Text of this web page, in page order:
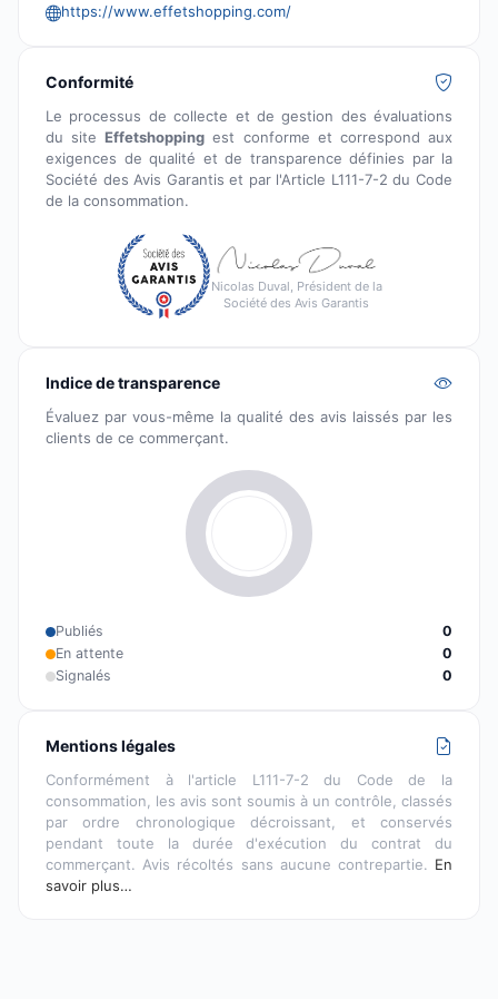
https://www.effetshopping.com/
Conformité
Le processus de collecte et de gestion des évaluations
du siteEffetshopping est conforme et correspond aux
exigences de qualité et de transparence définies par la
Société des Avis Garantis et par l'Article L111-7-2 du Code
de la consommation.
Nicolas Duval, Président de la
Société des Avis Garantis
Indice de transparence
Évaluez par vous-même la qualité des avis laissés par les
clients de ce commerçant.
Publiés
0
En attente
0
Signalés
0
Mentions légales
Conformément à l'article L111-7-2 du Code de la
consommation, les avis sont soumis à un contrôle, classés
par ordre chronologique décroissant, et conservés
pendant toute la durée d'exécution du contrat du
commerçant. Avis récoltés sans aucune contrepartie. En
savoir plus…